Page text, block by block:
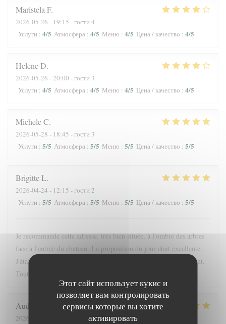
Этот сайт использует кукис и
позволяет вам контролировать
сервисы которые вы хотите
активировать
Maristela F
2026-05-26 - 19:15 - гости 4
Услуги : 4/5 Атмосфера : 4/5 Меню : 4/5 Цена / качество : 4/5
HeleneD
2026-05-26 - 20:00 - гости 3
Услуги : 4/5 Атмосфера : 4/5 Меню : 4/5 Цена / качество : 4/5
MicheleC
2026-05-28 - 18:45 - гости 3
Услуги : 5/5 Атмосфера : 5/5 Меню : 5/5 Цена / качество : 5/5
BrigitteL
2026-04-24 - 12:15 - гости 2
Услуги : 5/5 Атмосфера : 5/5 Меню : 5/5 Цена / качество : 5/5
Je recommande cette adresse; très bien située, à l'ombre des arbres
face à l'entrée du chateau. La proposition du jour était excellente.
J'étais accompagnée d'une enfant; elle a été servie très rapidement.
Tout était bon. La crêpe dessert du jour originale
Audrey
2026-05-16
- 19:45 - гости 4